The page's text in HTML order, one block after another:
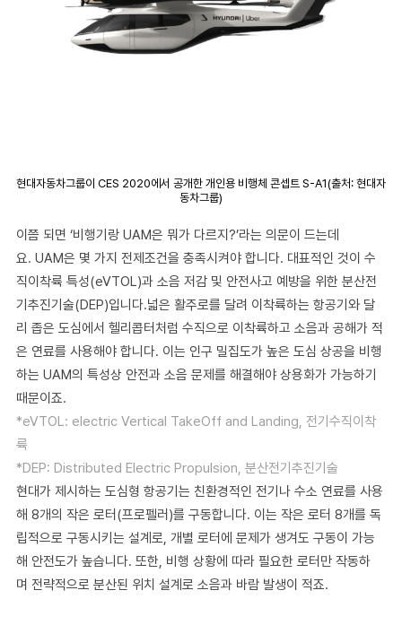
현대자동차그룹이 CES 2020에서 공개한 개인용 비행체 콘셉트 S-A1(출처: 현대자
동차그룹)
이쯤 되면 ‘비행기랑 UAM은 뭐가 다르지?’라는 의문이 드는데
요. UAM은 몇 가지 전제조건을 충족시켜야 합니다. 대표적인 것이 수
직이착륙 특성(eVTOL)과 소음 저감 및 안전사고 예방을 위한 분산전
기추진기술(DEP)입니다.넓은 활주로를 달려 이착륙하는 항공기와 달
리 좁은 도심에서 헬리콥터처럼 수직으로 이착륙하고 소음과 공해가 적
은 연료를 사용해야 합니다. 이는 인구 밀집도가 높은 도심 상공을 비행
하는 UAM의 특성상 안전과 소음 문제를 해결해야 상용화가 가능하기
때문이죠.
*eVTOL: electric Vertical TakeOff and Landing, 전기수직이착
륙
*DEP: Distributed Electric Propulsion, 분산전기추진기술
현대가 제시하는 도심형 항공기는 친환경적인 전기나 수소 연료를 사용
해 8개의 작은 로터(프로펠러)를 구동합니다. 이는 작은 로터 8개를 독
립적으로 구동시키는 설계로, 개별 로터에 문제가 생겨도 구동이 가능
해 안전도가 높습니다. 또한, 비행 상황에 따라 필요한 로터만 작동하
며 전략적으로 분산된 위치 설계로 소음과 바람 발생이 적죠.